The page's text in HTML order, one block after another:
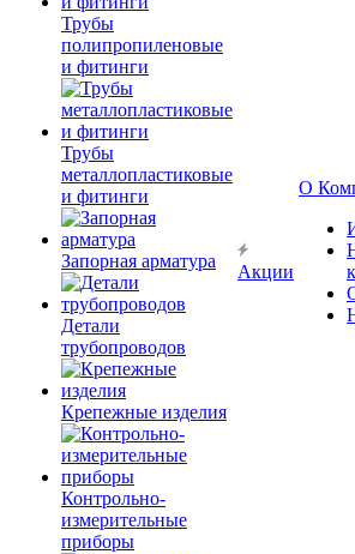
Трубы
полипропиленовые
и фитинги
Трубы
металлопластиковые
и фитинги
Запорная арматура
Детали
трубопроводов
Крепежные изделия
Контрольно-
измерительные
приборы
Акции
О